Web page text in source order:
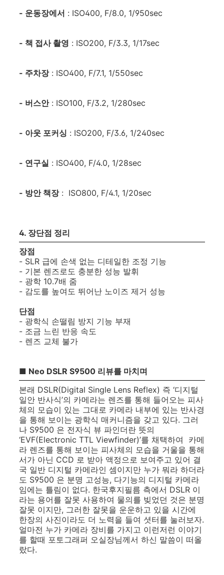
- 운동장에서 : ISO400, F/8.0, 1/950sec
- 책 접사 촬영 : ISO200, F/3.3, 1/17sec
- 주차장: ISO400, F/7.1, 1/550sec
- 버스안: ISO100, F/3.2, 1/280sec
- 아웃 포커싱 : ISO200, F/3.6, 1/240sec
- 연구실 : ISO400, F/4.0, 1/28sec
- 방안 책장: ISO800, F/4.1, 1/20sec
4. 장단점 정리
장점
- SLR 급에 손색 없는 디테일한 조정 기능
- 기본 렌즈로도 충분한 성능 발휘
- 광학 10.7배 줌
- 감도를 높여도 뛰어난 노이즈 제거 성능
단점
- 광학식 손떨림 방지 기능 부재
- 조금 느린 반응 속도
- 렌즈 교체 불가
■ Neo DSLR S9500 리뷰를 마치며
본래 DSLR(Digital Single Lens Reflex) 즉 ‘디지털
일안 반사식’의 카메라는 렌즈를 통해 들어오는 피사
체의 모습이 있는 그대로 카메라 내부에 있는 반사경
을 통해 보이는 광학식 매커니즘을 갖고 있다. 그러
나 S9500 은 전자식 뷰 파인더란 뜻의
‘EVF(Electronic TTL Viewfinder)’를 채택하여 카메
라 렌즈를 통해 보이는 피사체의 모습을 거울을 통해
서가 아닌 CCD 로 받아 액정으로 보여주고 있어 결
국 일반 디지털 카메라인 셈이지만 누가 뭐라 하더라
도 S9500 은 분명 고성능, 다기능의 디지털 카메라
임에는 틀림이 없다. 한국후지필름 측에서 DSLR 이
라는 용어를 잘못 사용하여 물의를 빚었던 것은 분명
잘못 이지만, 그러한 잘못을 운운하고 있을 시간에
한장의 사진이라도 더 노력을 들여 셧터를 눌러보자.
얼마전 누가 카메라 장비를 가지고 이런저런 이야기
를 할때 포토그래퍼 오실장님께서 하신 말씀이 떠올
랐다.